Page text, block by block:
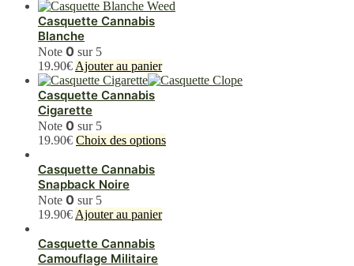
Casquette Cannabis
Blanche
Note 0 sur 5
19.90€Ajouter au panier
Casquette Cannabis
Cigarette
Note 0 sur 5
19.90€ Choix des optionsCe
Casquette Cannabis
Snapback Noire
Note 0 sur 5
19.90€Ajouter au panier
Casquette Cannabis
Camouflage Militaire